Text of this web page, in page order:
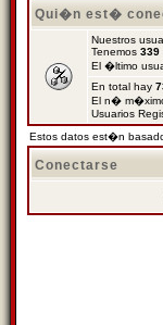
Qui�n est�
Nuestros
Tenemos 339
El �ltimo
En total hay
El n�
Usuarios
Estos datos est�n
Conectarse